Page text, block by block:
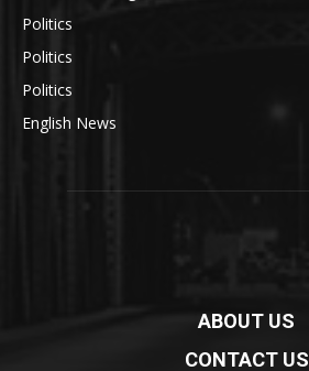
Politics
Politics
Politics
English News
ABOUT US
CONTACT US